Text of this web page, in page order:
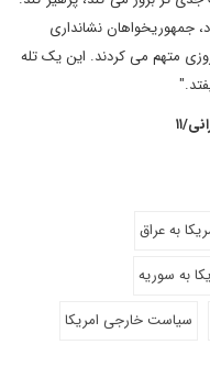
جمهوریخواهان نشانداری
متهم می کردند. این یک تله
۱۱
به عراق
به سوریه
سیاست خارجی امریکا